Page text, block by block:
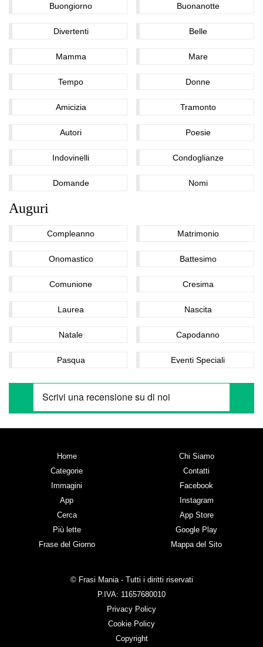
Buongiorno Buonanotte
Divertenti Belle
Mamma Mare
Tempo Donne
Amicizia Tramonto
Autori Poesie
Indovinelli Condoglianze
Domande Nomi
Auguri
Compleanno Matrimonio
Onomastico Battesimo
Comunione Cresima
Laurea Nascita
Natale Capodanno
Pasqua Eventi Speciali
Home
Categorie
Immagini
App
Cerca
Più lette
Frase del Giorno
Chi Siamo
Contatti
Facebook
Instagram
App Store
Google Play
Mappa del Sito
© Frasi Mania - Tutti i diritti riservati
P.IVA: 11657680010
Privacy Policy
Cookie Policy
Copyright